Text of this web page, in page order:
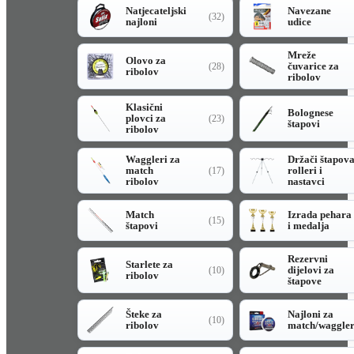
Natjecateljski
najloni
(32)
Navezane
udice
Olovo za
ribolov
(28)
Mreže
čuvarice za
ribolov
Klasični
plovci za
ribolov
(23)
Bolognese
štapovi
Waggleri za
match
ribolov
(17)
Držači štapova
rolleri i
nastavci
Match
štapovi
(15)
Izrada pehara
i medalja
Starlete za
ribolov
(10)
Rezervni
dijelovi za
štapove
Šteke za
ribolov
(10)
Najloni za
match/waggler